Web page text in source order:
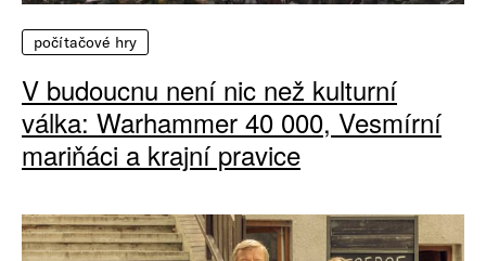
počítačové hry
V budoucnu není nic než kulturní
válka: Warhammer 40 000, Vesmírní
mariňáci a krajní pravice